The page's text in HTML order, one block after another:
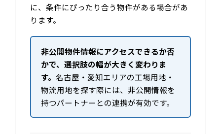
に、条件にぴったり合う物件がある場合があ
ります。
非公開物件情報にアクセスできるか否
かで、選択肢の幅が大きく変わりま
す。 名古屋・愛知エリアの工場用地・
物流用地を探す際には、非公開情報を
持つパートナーとの連携が有効です。